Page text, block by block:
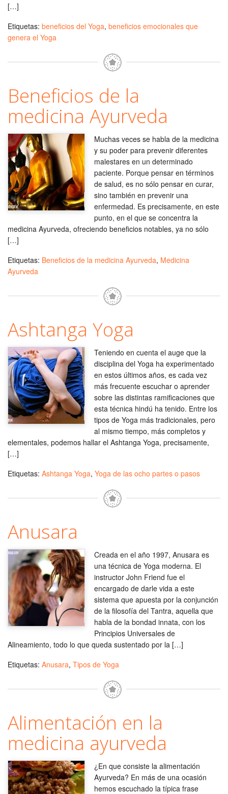
[…]
Etiquetas: beneficios del Yoga, beneficios emocionales que
genera el Yoga
Beneficios de la
medicina Ayurveda
Muchas veces se habla de la medicina
y su poder para prevenir diferentes
malestares en un determinado
paciente. Porque pensar en términos
de salud, es no sólo pensar en curar,
sino también en prevenir una
enfermedad. Es precisamente, en este
punto, en el que se concentra la
medicina Ayurveda, ofreciendo beneficios notables, ya no sólo
[…]
Etiquetas: Beneficios de la medicina Ayurveda, Medicina
Ayurveda
Ashtanga Yoga
Teniendo en cuenta el auge que la
disciplina del Yoga ha experimentado
en estos últimos años, es cada vez
más frecuente escuchar o aprender
sobre las distintas ramificaciones que
esta técnica hindú ha tenido. Entre los
tipos de Yoga más tradicionales, pero
al mismo tiempo, más completos y
elementales, podemos hallar el Ashtanga Yoga, precisamente,
[…]
Etiquetas: Ashtanga Yoga, Yoga de las ocho partes o pasos
Anusara
Creada en el año 1997, Anusara es
una técnica de Yoga moderna. El
instructor John Friend fue el
encargado de darle vida a este
sistema que apuesta por la conjunción
de la filosofía del Tantra, aquella que
habla de la bondad innata, con los
Principios Universales de
Alineamiento, todo lo que queda sustentado por la […]
Etiquetas: Anusara, Tipos de Yoga
Alimentación en la
medicina ayurveda
¿En que consiste la alimentación
Ayurveda? En más de una ocasión
hemos escuchado la típica frase